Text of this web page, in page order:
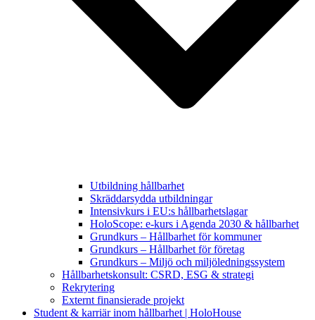
Utbildning hållbarhet
Skräddarsydda utbildningar
Intensivkurs i EU:s hållbarhetslagar
HoloScope: e-kurs i Agenda 2030 & hållbarhet
Grundkurs – Hållbarhet för kommuner
Grundkurs – Hållbarhet för företag
Grundkurs – Miljö och miljöledningssystem
Hållbarhetskonsult: CSRD, ESG & strategi
Rekrytering
Externt finansierade projekt
Student & karriär inom hållbarhet | HoloHouse